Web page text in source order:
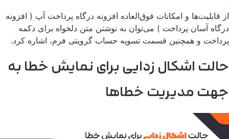
از قابلیت‌ها و امکانات فوق‌العاده افزونه درگاه پرداخت آپ ( افزونه
درگاه آسان پرداخت ) می‌توان به نوشتن متن دلخواه برای دکمه
پرداخت و همچنین قسمت تسویه حساب گرویتی فرم، اشاره کرد.
حالت اشکال زدایی برای نمایش خطا به
جهت مدیریت خطاها